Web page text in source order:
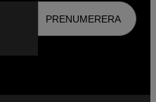
PRENUMERERA